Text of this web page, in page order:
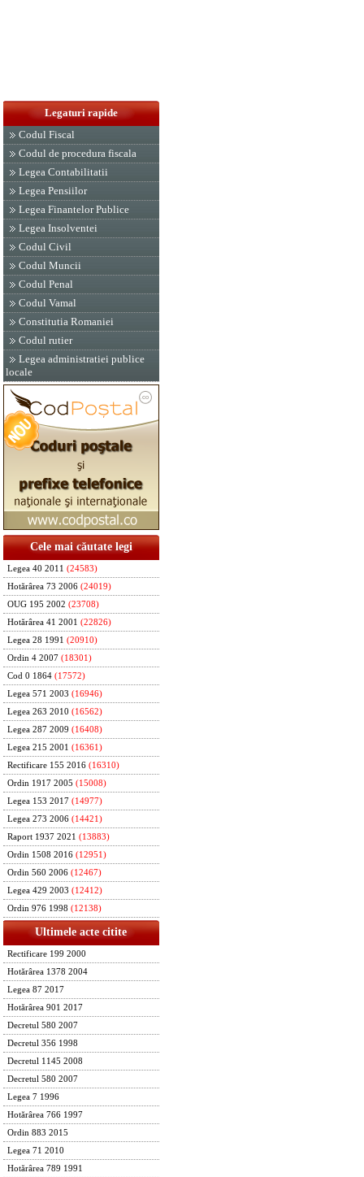
Legaturi rapide
Codul Fiscal
Codul de procedura fiscala
Legea Contabilitatii
Legea Pensiilor
Legea Finantelor Publice
Legea Insolventei
Codul Civil
Codul Muncii
Codul Penal
Codul Vamal
Constitutia Romaniei
Codul rutier
Legea administratiei publice
locale
Cele mai căutate legi
Legea 40 2011 (24583)
Hotărârea 73 2006 (24019)
OUG 195 2002 (23708)
Hotărârea 41 2001 (22826)
Legea 28 1991 (20910)
Ordin 4 2007 (18301)
Cod 0 1864 (17572)
Legea 571 2003 (16946)
Legea 263 2010 (16562)
Legea 287 2009 (16408)
Legea 215 2001 (16361)
Rectificare 155 2016 (16310)
Ordin 1917 2005 (15008)
Legea 153 2017 (14977)
Legea 273 2006 (14421)
Raport 1937 2021 (13883)
Ordin 1508 2016 (12951)
Ordin 560 2006 (12467)
Legea 429 2003 (12412)
Ordin 976 1998 (12138)
Ultimele acte citite
Rectificare 199 2000
Hotărârea 1378 2004
Legea 87 2017
Hotărârea 901 2017
Decretul 580 2007
Decretul 356 1998
Decretul 1145 2008
Decretul 580 2007
Legea 7 1996
Hotărârea 766 1997
Ordin 883 2015
Legea 71 2010
Hotărârea 789 1991